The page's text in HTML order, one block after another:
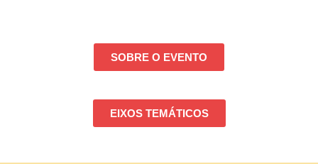
SOBRE O EVENTO
EIXOS TEMÁTICOS